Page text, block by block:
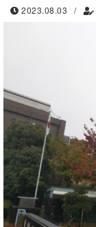
2023.08.03 /